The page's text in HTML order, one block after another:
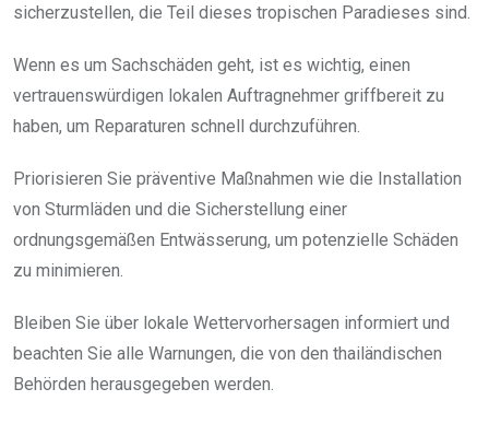
sicherzustellen, die Teil dieses tropischen Paradieses sind.
Wenn es um Sachschäden geht, ist es wichtig, einen
vertrauenswürdigen lokalen Auftragnehmer griffbereit zu
haben, um Reparaturen schnell durchzuführen.
Priorisieren Sie präventive Maßnahmen wie die Installation
von Sturmläden und die Sicherstellung einer
ordnungsgemäßen Entwässerung, um potenzielle Schäden
zu minimieren.
Bleiben Sie über lokale Wettervorhersagen informiert und
beachten Sie alle Warnungen, die von den thailändischen
Behörden herausgegeben werden.